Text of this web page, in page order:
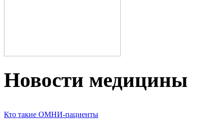
Новости медицины
Кто такие ОМНИ-пациенты